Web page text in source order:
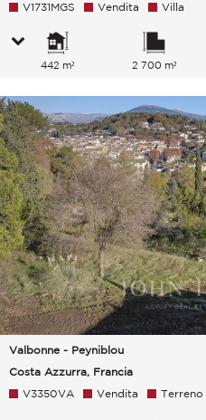
V1731MGS Vendita Villa
442 m² 2 700 m²
Valbonne - Peyniblou
Costa Azzurra, Francia
V3350VA Vendita Terreno